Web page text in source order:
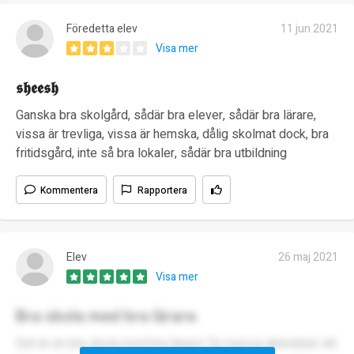
Föredetta elev
11 jun 2021
Visa mer
𝖘𝖍𝖊𝖊𝖘𝖍
Ganska bra skolgård, sådär bra elever, sådär bra lärare,
vissa är trevliga, vissa är hemska, dålig skolmat dock, bra
fritidsgård, inte så bra lokaler, sådär bra utbildning
Kommentera Rapportera
Elev
26 maj 2021
Visa mer
Bra skola med bra lärare.
Det är en bra skola med bra lärare! En massa aktiviteter att